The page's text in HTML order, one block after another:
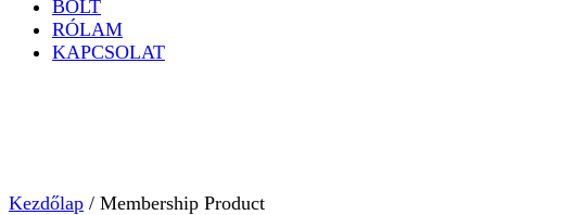
BOLT
RÓLAM
KAPCSOLAT
Kezdőlap / Membership Product